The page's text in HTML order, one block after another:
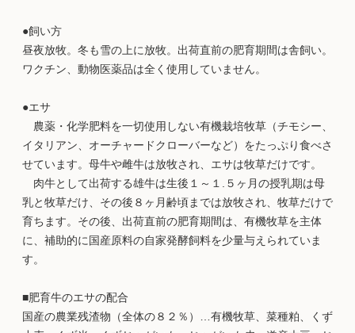
●飼い方
昼夜放牧。冬も雪の上に放牧。出荷直前の肥育期間は舎飼い。
ワクチン、動物医薬品は全く使用していません。
●エサ
農薬・化学肥料を一切使用しない有機栽培牧草（チモシー、
イタリアン、オーチャードクローバーなど）をたっぷり食べさ
せています。母牛や雌牛は放牧され、エサは牧草だけです。
肉牛として出荷する雄牛は生後１～１.５ヶ月の授乳期は母
乳と牧草だけ、その後８ヶ月齢頃までは放牧され、牧草だけで
育ちます。その後、出荷直前の肥育期間は、有機牧草を主体
に、補助的に国産原料の自家発酵飼料を少量与えられていま
す。
■肥育牛のエサの配合
国産の農業残渣物（全体の８２％）…有機牧草、菜種粕、くず